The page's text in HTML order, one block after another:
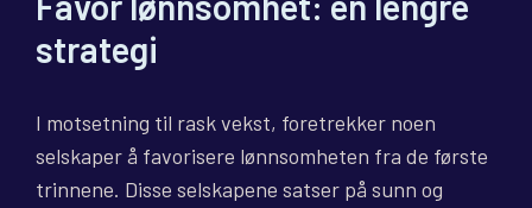
strategi
I motsetning til rask vekst, foretrekker noen
selskaper å favorisere lønnsomheten fra de første
trinnene. Disse selskapene satser på sunn og